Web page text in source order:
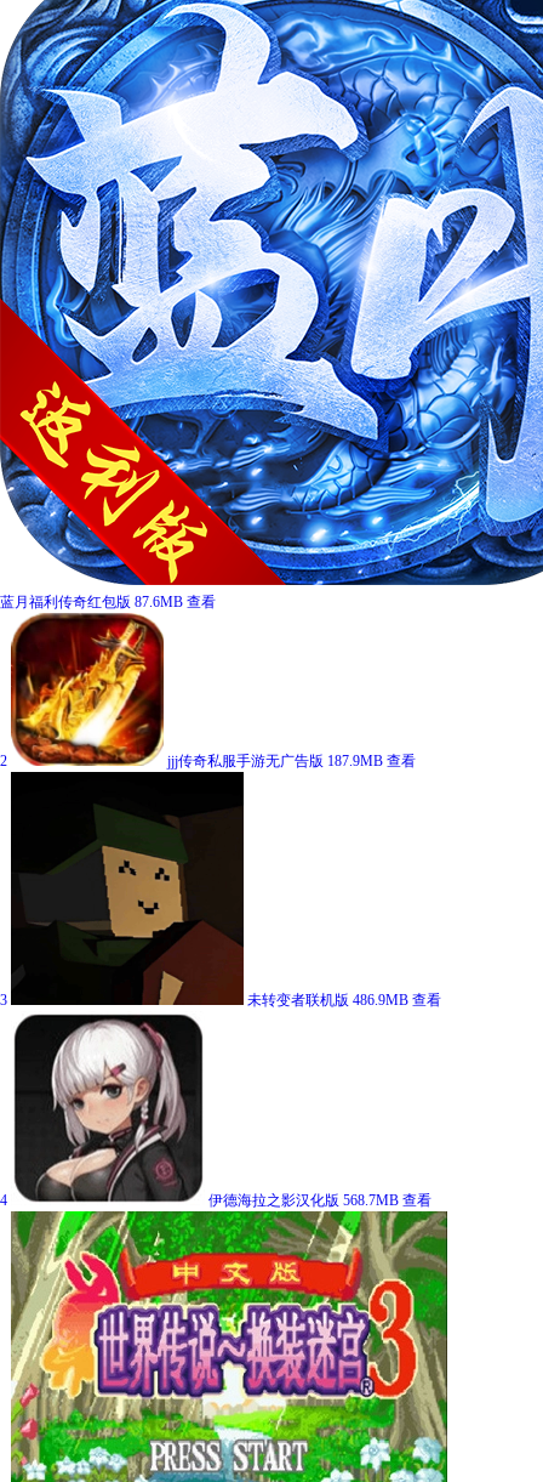
蓝月福利传奇红包版 87.6MB 查看
2 jjj传奇私服手游无广告版 187.9MB 查看
3 未转变者联机版 486.9MB 查看
4 伊德海拉之影汉化版 568.7MB 查看